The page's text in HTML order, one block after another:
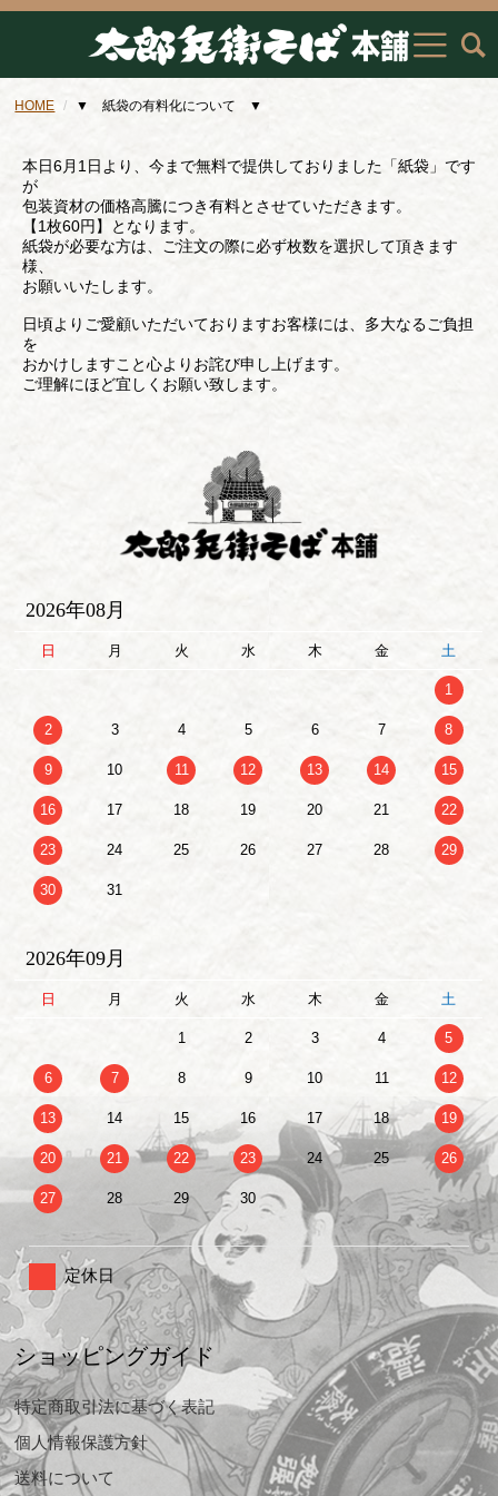
HOME ▼ 紙袋の有料化について ▼
本日6月1日より、今まで無料で提供しておりました「紙袋」です
が
包装資材の価格高騰につき有料とさせていただきます。
【1枚60円】となります。
紙袋が必要な方は、ご注文の際に必ず枚数を選択して頂きます
様、
お願いいたします。
日頃よりご愛顧いただいておりますお客様には、多大なるご負担
を
おかけしますこと心よりお詫び申し上げます。
ご理解にほど宜しくお願い致します。
2026年08月
日 月 火 水 木 金 土
1
2 3 4 5 6 7 8
9 10 11 12 13 14 15
16 17 18 19 20 21 22
23 24 25 26 27 28 29
30 31
2026年09月
日 月 火 水 木 金 土
1 2 3 4 5
6 7 8 9 10 11 12
13 14 15 16 17 18 19
20 21 22 23 24 25 26
27 28 29 30
定休日
ショッピングガイド
特定商取引法に基づく表記
個人情報保護方針
送料について